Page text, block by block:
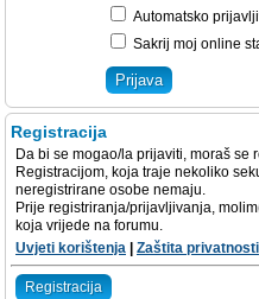
Automatsko
Sakrij moj online
Registracija
Da bi se mogao/la prijaviti, moraš se
Registracijom, koja traje nekoliko
neregistrirane osobe nemaju.
Prije registriranja/prijavljivanja,
koja vrijede na forumu.
Uvjeti korištenja
Zaštita privatnosti
Registracija